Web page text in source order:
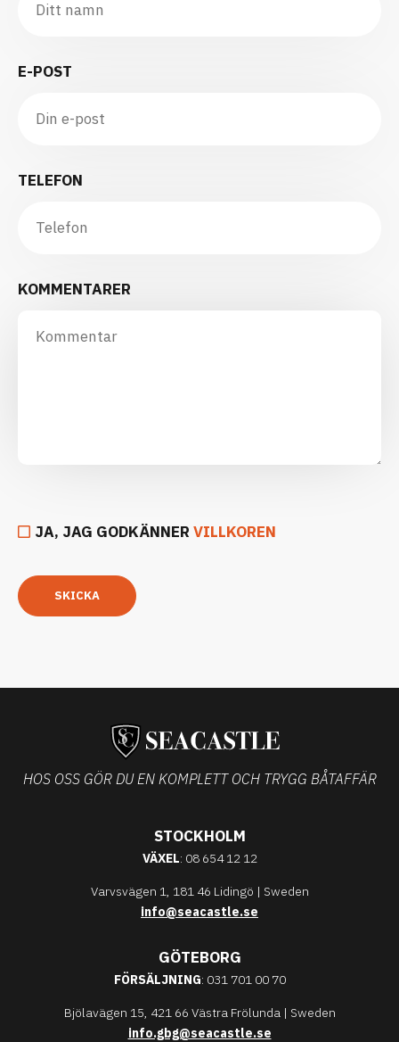
E-POST
TELEFON
KOMMENTARER
JA, JAG GODKÄNNER VILLKOREN
SKICKA
HOS OSS GÖR DU EN KOMPLETT OCH TRYGG BÅTAFFÄR
STOCKHOLM
VÄXEL: 08 654 12 12
Varvsvägen 1, 181 46 Lidingö | Sweden
info@seacastle.se
GÖTEBORG
FÖRSÄLJNING: 031 701 00 70
Bjölavägen 15, 421 66 Västra Frölunda | Sweden
info.gbg@seacastle.se